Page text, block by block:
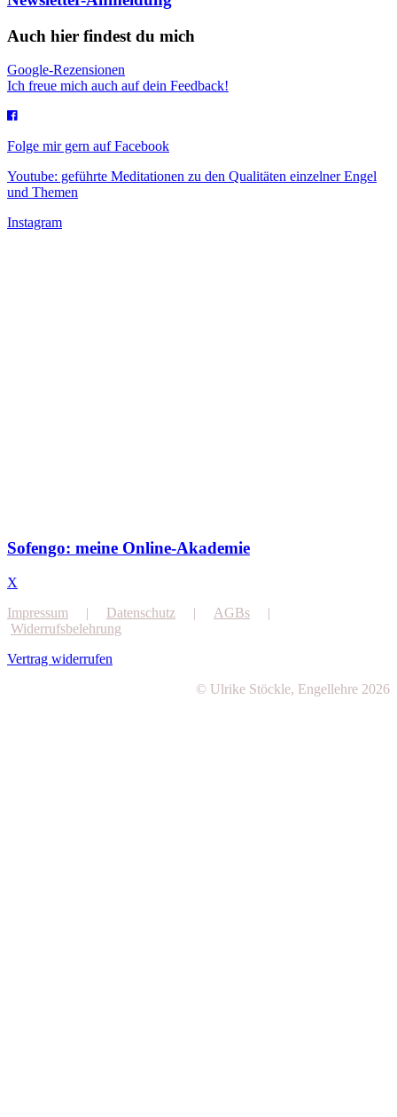
Auch hier findest du mich
Google-Rezensionen
Ich freue mich auch auf dein Feedback!
Folge mir gern auf Facebook
Youtube: geführte Meditationen zu den Qualitäten einzelner Engel
und Themen
Instagram
Sofengo: meine Online-Akademie
X
Impressum | Datenschutz | AGBs |
Widerrufsbelehrung
Vertrag widerrufen
© Ulrike Stöckle, Engellehre 2026